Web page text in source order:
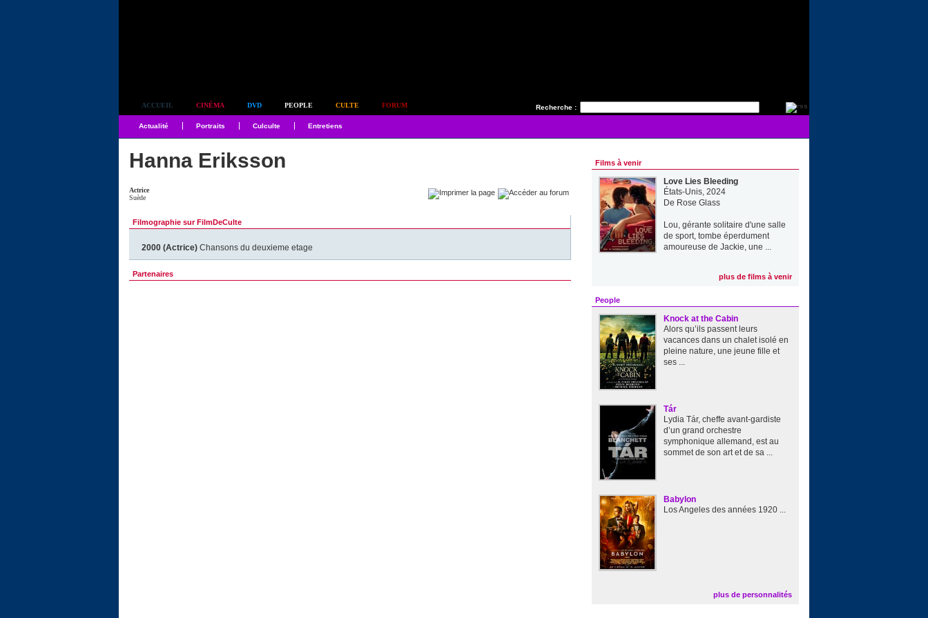
Recherche :
ACCUEIL CINÉMA DVD PEOPLE CULTE FORUM
Actualité Portraits Culculte Entretiens
Hanna Eriksson
Actrice
Suède
Filmographie sur FilmDeCulte
2000 (Actrice) Chansons du deuxieme etage
Partenaires
Films à venir
Love Lies Bleeding
États-Unis, 2024
De Rose Glass
Lou, gérante solitaire d'une salle
de sport, tombe éperdument
amoureuse de Jackie, une ...
plus de films à venir
People
Knock at the Cabin
Alors qu’ils passent leurs
vacances dans un chalet isolé en
pleine nature, une jeune fille et
ses ...
Tár
Lydia Tár, cheffe avant-gardiste
d’un grand orchestre
symphonique allemand, est au
sommet de son art et de sa ...
Babylon
Los Angeles des années 1920 ...
plus de personnalités